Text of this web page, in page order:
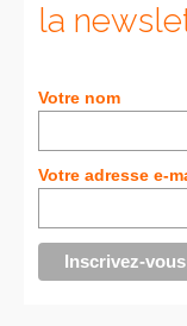
PÉROU
USA
– Los
VIETNAM
la
Votre nom
Votre adresse e-